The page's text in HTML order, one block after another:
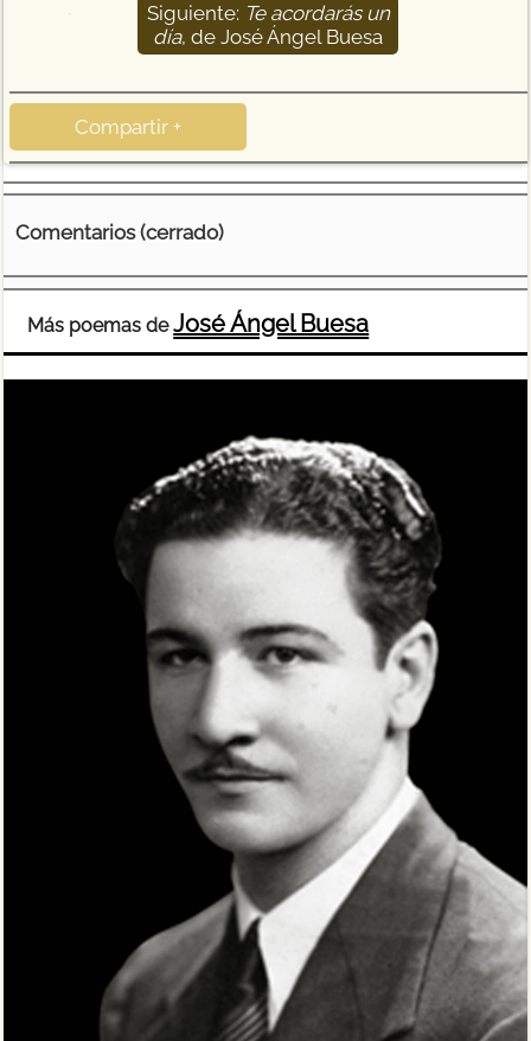
Siguiente: Te acordarás un
día, de José Ángel Buesa
Compartir +
Comentarios (cerrado)
Más poemas deJosé Ángel Buesa